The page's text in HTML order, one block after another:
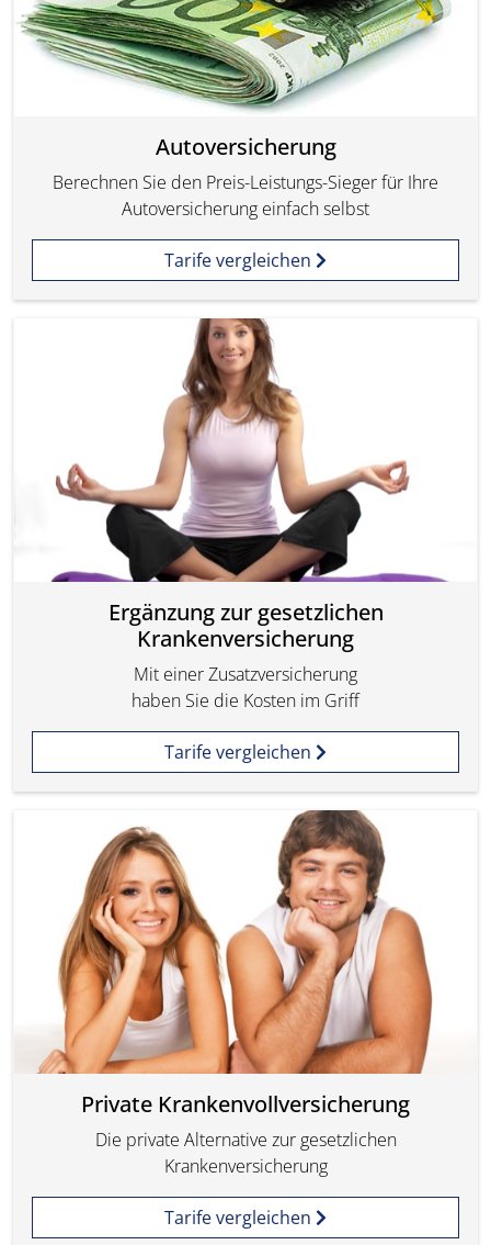
Autoversicherung
Berechnen Sie den Preis-Leistungs-Sieger für Ihre
Autoversicherung einfach selbst
Tarife vergleichen
Ergänzung zur gesetzlichen
Krankenversicherung
Mit einer Zusatzversicherung
haben Sie die Kosten im Griff
Tarife vergleichen
Private Krankenvollversicherung
Die private Alternative zur gesetzlichen
Krankenversicherung
Tarife vergleichen